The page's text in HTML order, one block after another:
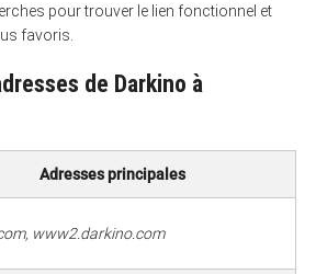
pour trouver le lien fonctionnel et
favoris.
de Darkino à
Adresses principales
www2.darkino.com